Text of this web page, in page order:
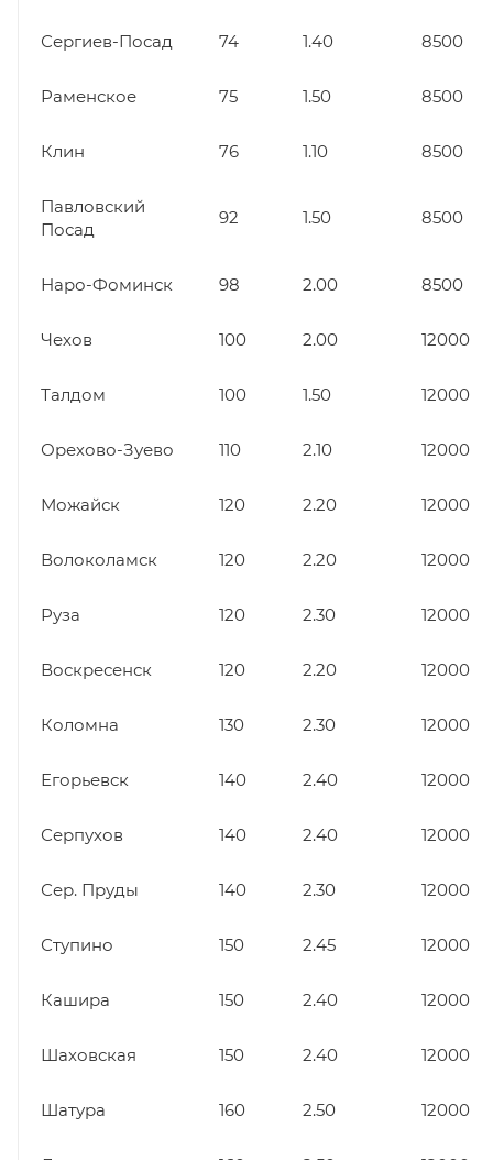
Сергиев-Посад 74 1.40 8500
Раменское 75 1.50 8500
Клин 76 1.10 8500
Павловский
Посад
92 1.50 8500
Наро-Фоминск 98 2.00 8500
Чехов 100 2.00 12000
Талдом 100 1.50 12000
Орехово-Зуево 110 2.10 12000
Можайск 120 2.20 12000
Волоколамск 120 2.20 12000
Руза 120 2.30 12000
Воскресенск 120 2.20 12000
Коломна 130 2.30 12000
Егорьевск 140 2.40 12000
Серпухов 140 2.40 12000
Сер. Пруды 140 2.30 12000
Ступино 150 2.45 12000
Кашира 150 2.40 12000
Шаховская 150 2.40 12000
Шатура 160 2.50 12000